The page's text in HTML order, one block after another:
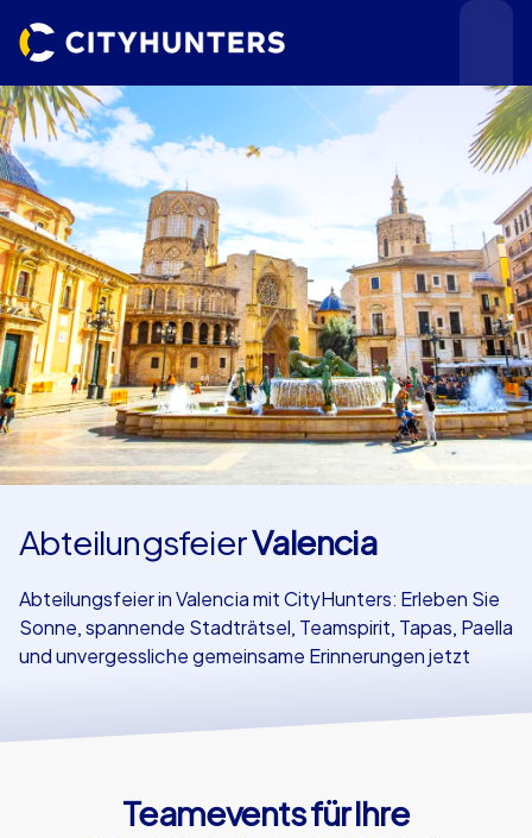
Teamevents
Städte
Anlässe
AbteilungsfeierValencia
Abteilungsfeier in Valencia mit CityHunters: Erleben Sie
Sonne, spannende Stadträtsel, Teamspirit, Tapas, Paella
und unvergessliche gemeinsame Erinnerungen jetzt
Teamevents für Ihre